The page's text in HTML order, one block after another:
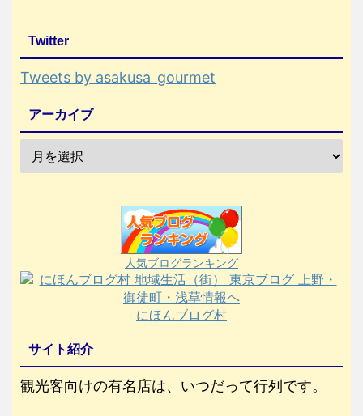
Twitter
Tweets by asakusa_gourmet
アーカイブ
人気ブログランキング
にほんブログ村
サイト紹介
観光客向けの有名店は、いつだって行列です。